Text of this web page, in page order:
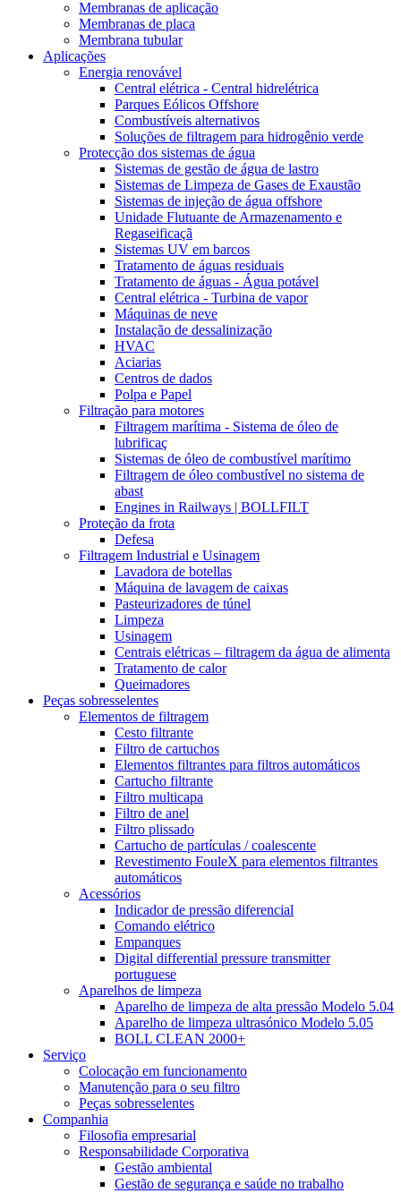
Membranas de aplicação
Membranas de placa
Membrana tubular
Aplicações
Energia renovável
Central elétrica - Central hidrelétrica
Parques Eólicos Offshore
Combustíveis alternativos
Soluções de filtragem para hidrogênio verde
Protecção dos sistemas de água
Sistemas de gestão de água de lastro
Sistemas de Limpeza de Gases de Exaustão
Sistemas de injeção de água offshore
Unidade Flutuante de Armazenamento e
Regaseificaçã
Sistemas UV em barcos
Tratamento de águas residuais
Tratamento de águas - Água potável
Central elétrica - Turbina de vapor
Máquinas de neve
Instalação de dessalinização
HVAC
Aciarias
Centros de dados
Polpa e Papel
Filtração para motores
Filtragem marítima - Sistema de óleo de
lubrificaç
Sistemas de óleo de combustível marítimo
Filtragem de óleo combustível no sistema de
abast
Engines in Railways | BOLLFILT
Proteção da frota
Defesa
Filtragem Industrial e Usinagem
Lavadora de botellas
Máquina de lavagem de caixas
Pasteurizadores de túnel
Limpeza
Usinagem
Centrais elétricas – filtragem da água de alimenta
Tratamento de calor
Queimadores
Peças sobresselentes
Elementos de filtragem
Cesto filtrante
Filtro de cartuchos
Elementos filtrantes para filtros automáticos
Cartucho filtrante
Filtro multicapa
Filtro de anel
Filtro plissado
Cartucho de partículas / coalescente
Revestimento FouleX para elementos filtrantes
automáticos
Acessórios
Indicador de pressão diferencial
Comando elétrico
Empanques
Digital differential pressure transmitter
portuguese
Aparelhos de limpeza
Aparelho de limpeza de alta pressão Modelo 5.04
Aparelho de limpeza ultrasónico Modelo 5.05
BOLL CLEAN 2000+
Serviço
Colocação em funcionamento
Manutenção para o seu filtro
Peças sobresselentes
Companhia
Filosofia empresarial
Responsabilidade Corporativa
Gestão ambiental
Gestão de segurança e saúde no trabalho